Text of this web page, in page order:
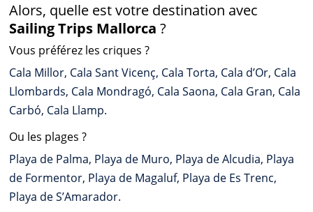
Alors, quelle est votre destination avec
Sailing Trips Mallorca ?
Vous préférez les criques ?
Cala Millor, Cala Sant Vicenç, Cala Torta, Cala d’Or, Cala
Llombards, Cala Mondragó, Cala Saona, Cala Gran, Cala
Carbó, Cala Llamp.
Ou les plages ?
Playa de Palma, Playa de Muro, Playa de Alcudia, Playa
de Formentor, Playa de Magaluf, Playa de Es Trenc,
Playa de S’Amarador.